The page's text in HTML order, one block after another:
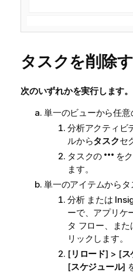
タスクを削除
次のいずれかを実行します。
単一のビューから任意
分析アクティビ
ルからタスクセ
タスクの
を
ます。
単一のアイテムからタ
分析または
ーで、アプリケ
タ フロー、ま
リックします。
[リロード] > [ス
[スケジュール]